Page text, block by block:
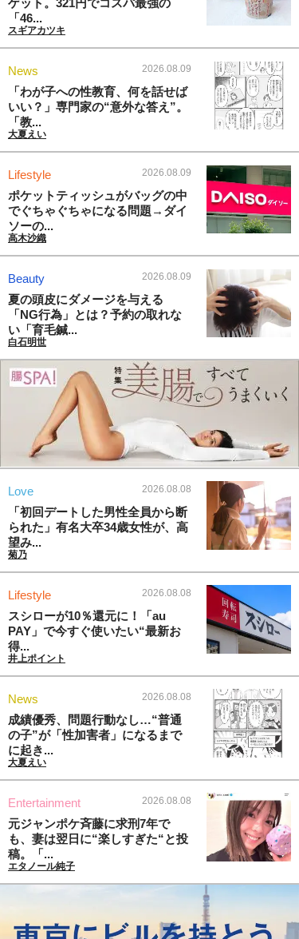
ゲット。321円でコスパ最強の
「46...
スギアカツキ
News 2026.08.09
「わが子への性教育、何を話せば
いい？」専門家の“意外な答え”。
「教...
大夏えい
Lifestyle 2026.08.09
ポケットティッシュがバッグの中
でぐちゃぐちゃになる問題→ダイ
ソーの...
高木沙織
Beauty 2026.08.09
夏の頭皮にダメージを与える
「NG行為」とは？予約の取れな
い「育毛鍼...
白石明世
Love 2026.08.08
「初回デートした男性全員から断
られた」有名大卒34歳女性が、高
望み...
菊乃
Lifestyle 2026.08.08
スシローが10％還元に！「au
PAY」で今すぐ使いたい“最新お
得...
井上ポイント
News 2026.08.08
成績優秀、問題行動なし…“普通
の子”が「性加害者」になるまで
に起き...
大夏えい
Entertainment 2026.08.08
元ジャンポケ斉藤に求刑7年で
も、妻は翌日に“楽しすぎた“と投
稿。「...
エタノール純子